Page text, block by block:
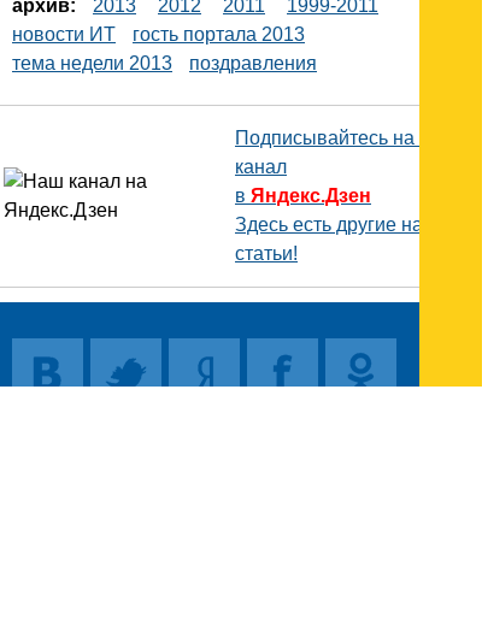
архив: 2013 2012 2011
1999-2011
новости ИТ
гость портала 2013
тема недели 2013
поздравления
Подписывайтесь на наш
канал
в Яндекс.Дзен
Здесь есть другие наши
статьи!